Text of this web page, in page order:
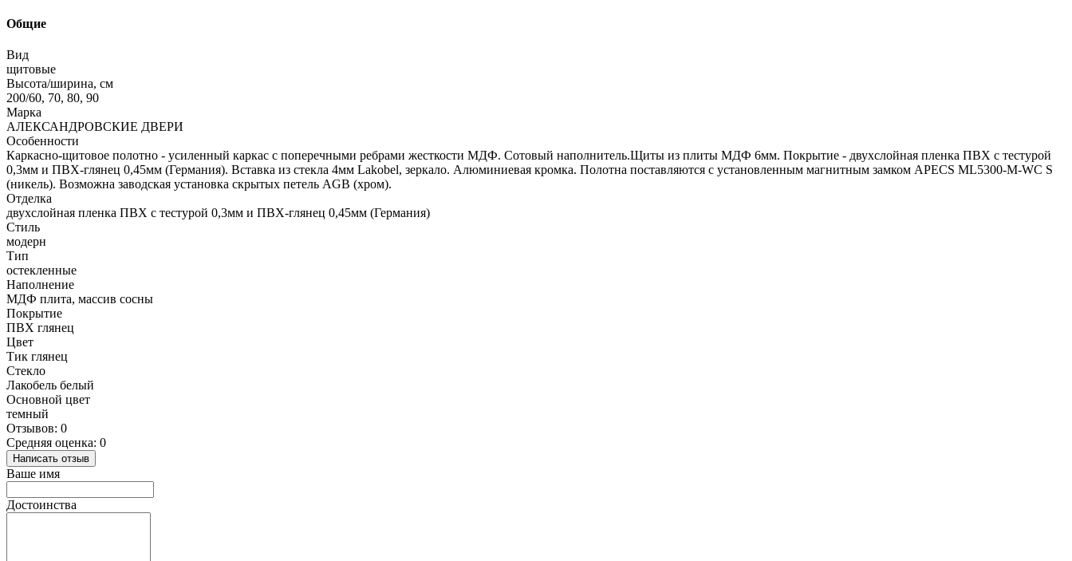
Общие
Вид
щитовые
Высота/ширина, см
200/60, 70, 80, 90
Марка
АЛЕКСАНДРОВСКИЕ ДВЕРИ
Особенности
Каркасно-щитовое полотно - усиленный каркас с поперечными ребрами жесткости МДФ. Сотовый наполнитель.Щиты из плиты МДФ 6мм. Покрытие - двухслойная пленка ПВХ с тестурой
0,3мм и ПВХ-глянец 0,45мм (Германия). Вставка из стекла 4мм Lakobel, зеркало. Алюминиевая кромка. Полотна поставляются с установленным магнитным замком APECS ML5300-M-WC S
(никель). Возможна заводская установка скрытых петель AGB (хром).
Отделка
двухслойная пленка ПВХ с тестурой 0,3мм и ПВХ-глянец 0,45мм (Германия)
Стиль
модерн
Тип
остекленные
Наполнение
МДФ плита, массив сосны
Покрытие
ПВХ глянец
Цвет
Тик глянец
Стекло
Лакобель белый
Основной цвет
темный
Отзывов: 0
Средняя оценка: 0
Написать отзыв
Ваше имя
Достоинства